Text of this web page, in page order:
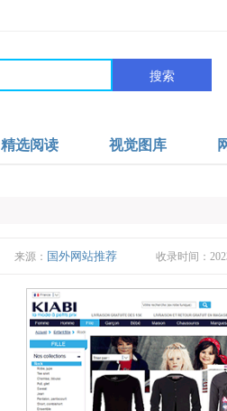
搜索
精选阅读 视觉图库
来源： 国外网站推荐 收录时间：